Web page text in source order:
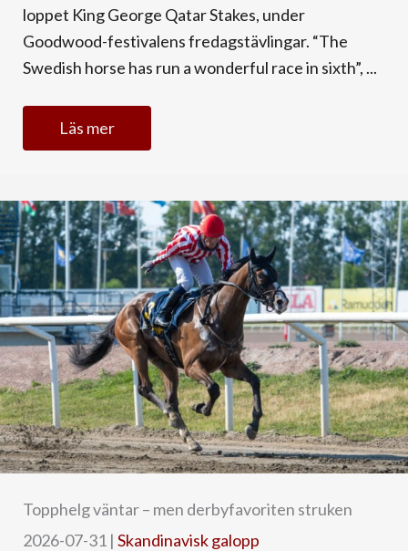
loppet King George Qatar Stakes, under
Goodwood-festivalens fredagstävlingar. “The
Swedish horse has run a wonderful race in sixth”, ...
Läs mer
Topphelg väntar – men derbyfavoriten struken
2026-07-31 | Skandinavisk galopp